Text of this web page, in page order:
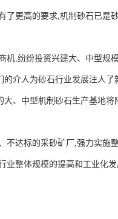
更高的要求,机制砂石已是
,纷纷投资兴建大、中型规
介人为砂石行业发展注人
、中型机制砂石生产基地将
达标的采砂矿厂,强力实施
整体规模的提高和工业化